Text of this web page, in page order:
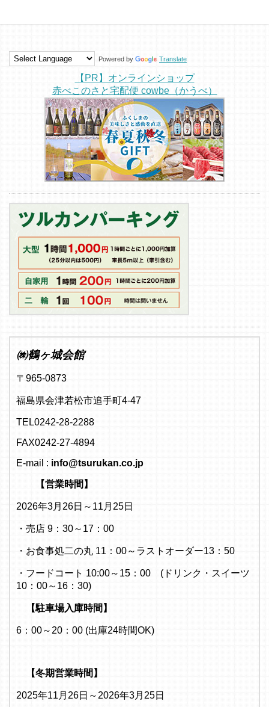
Powered by Translate
【PR】オンラインショップ
赤べこのさと宅配便 cowbe（かうべ）
㈱鶴ヶ城会館
〒965-0873
福島県会津若松市追手町4-47
TEL0242-28-2288
FAX0242-27-4894
E-mail : info@tsurukan.co.jp
【営業時間】
2026年3月26日～11月25日
・売店 9：30～17：00
・お食事処二の丸 11：00～ラストオーダー13：50
・フードコート 10:00～15：00 (ドリンク・スイーツ
10：00～16：30)
【駐車場入庫時間】
6：00～20：00 (出庫24時間OK)
【冬期営業時間】
2025年11月26日～2026年3月25日